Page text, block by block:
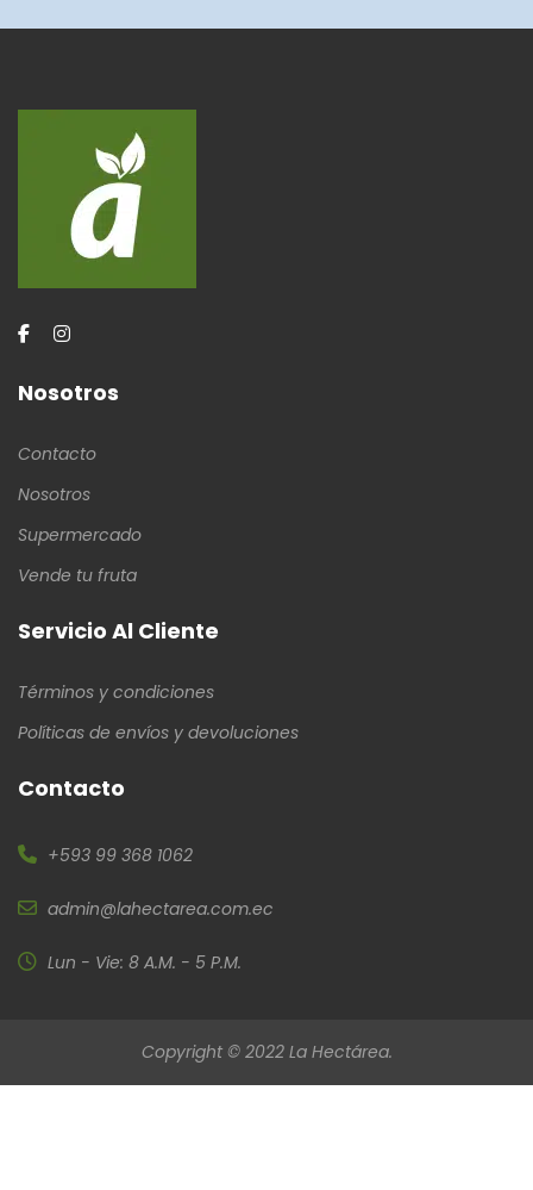
Nosotros
Contacto
Nosotros
Supermercado
Vende tu fruta
Servicio Al Cliente
Términos y condiciones
Políticas de envíos y devoluciones
Contacto
+593 99 368 1062
admin@lahectarea.com.ec
Lun - Vie: 8 A.M. - 5 P.M.
Copyright © 2022 La Hectárea.